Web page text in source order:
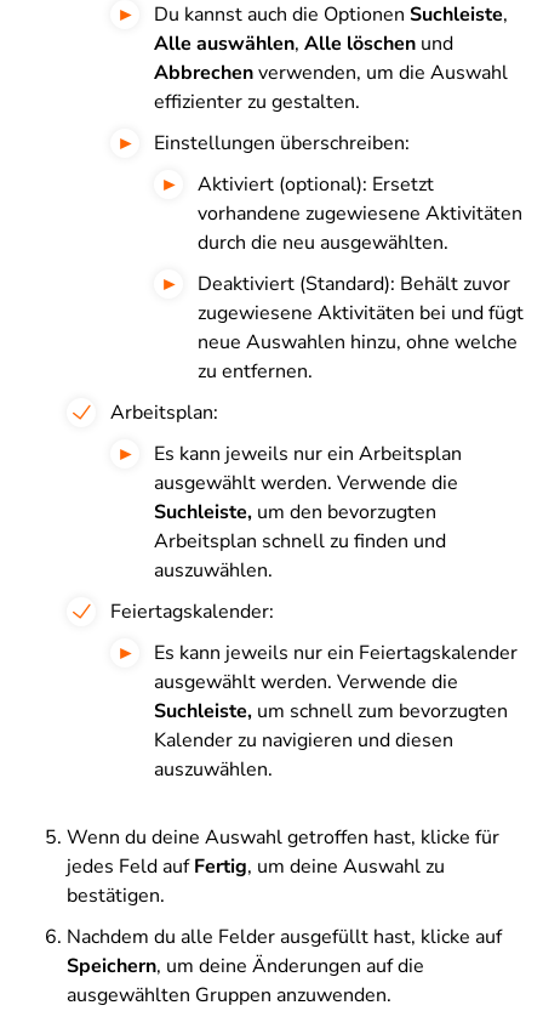
Du kannst auch die Optionen Suchleiste,
Alle auswählen, Alle löschen und
Abbrechenverwenden, um die Auswahl
effizienter zu gestalten.
Einstellungen überschreiben:
Aktiviert (optional): Ersetzt
vorhandene zugewiesene Aktivitäten
durch die neu ausgewählten.
Deaktiviert (Standard): Behält zuvor
zugewiesene Aktivitäten bei und fügt
neue Auswahlen hinzu, ohne welche
zu entfernen.
Arbeitsplan:
Es kann jeweils nur ein Arbeitsplan
ausgewählt werden. Verwende die
Suchleiste, um den bevorzugten
Arbeitsplan schnell zu finden und
auszuwählen.
Feiertagskalender:
Es kann jeweils nur ein Feiertagskalender
ausgewählt werden. Verwende die
Suchleiste, um schnell zum bevorzugten
Kalender zu navigieren und diesen
auszuwählen.
Wenn du deine Auswahl getroffen hast, klicke für
jedes Feld aufFertig, um deine Auswahl zu
bestätigen.
Nachdem du alle Felder ausgefüllt hast, klicke auf
Speichern, um deine Änderungen auf die
ausgewählten Gruppen anzuwenden.